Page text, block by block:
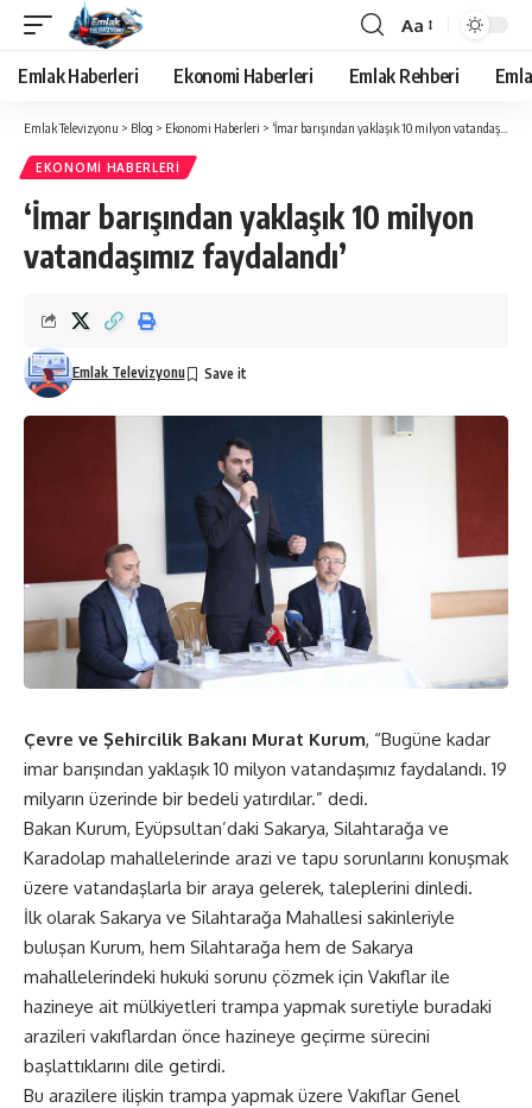
Yazı
Tipi
Boyutlandırıcı
Aa
Emlak Haberleri Ekonomi Haberleri Emlak Rehberi
Emlak Televizyonu > Blog > Ekonomi Haberleri > ‘İmar barışından yaklaşık 10 milyon vatandaşımız faydalandı’
EKONOMI HABERLERI
‘İmar barışından yaklaşık 10 milyon
vatandaşımız faydalandı’
Emlak Televizyonu
Çevre ve Şehircilik Bakanı Murat Kurum, “Bugüne kadar
imar barışından yaklaşık 10 milyon vatandaşımız faydalandı. 19
milyarın üzerinde bir bedeli yatırdılar.” dedi.
Bakan Kurum, Eyüpsultan’daki Sakarya, Silahtarağa ve
Karadolap mahallelerinde arazi ve tapu sorunlarını konuşmak
üzere vatandaşlarla bir araya gelerek, taleplerini dinledi.
İlk olarak Sakarya ve Silahtarağa Mahallesi sakinleriyle
buluşan Kurum, hem Silahtarağa hem de Sakarya
mahallelerindeki hukuki sorunu çözmek için Vakıflar ile
hazineye ait mülkiyetleri trampa yapmak suretiyle buradaki
arazileri vakıflardan önce hazineye geçirme sürecini
başlattıklarını dile getirdi.
Bu arazilere ilişkin trampa yapmak üzere Vakıflar Genel